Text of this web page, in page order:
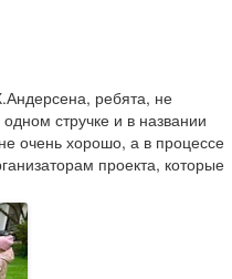
ребята, не
стручке и в названии
очень хорошо, а в процессе
проекта, которые